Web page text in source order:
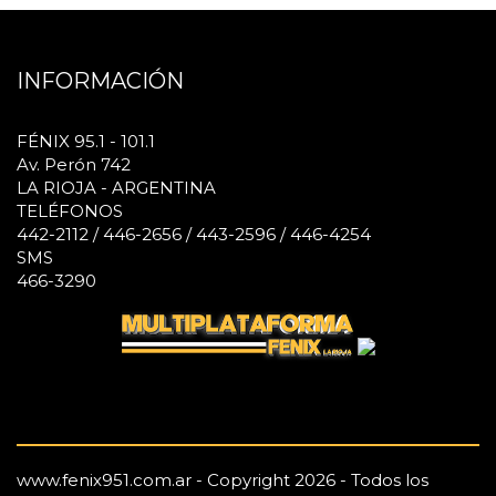
INFORMACIÓN
FÉNIX 95.1 - 101.1
Av. Perón 742
LA RIOJA - ARGENTINA
TELÉFONOS
442-2112 / 446-2656 / 443-2596 / 446-4254
SMS
466-3290
www.fenix951.com.ar - Copyright 2026 - Todos los